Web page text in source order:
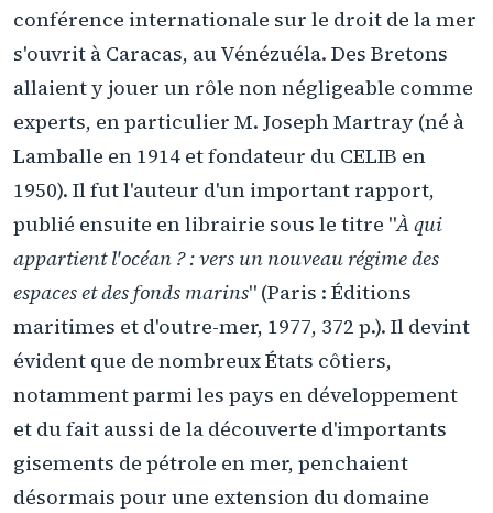
conférence internationale sur le droit de la mer
s'ouvrit à Caracas, au Vénézuéla. Des Bretons
allaient y jouer un rôle non négligeable comme
experts, en particulier M. Joseph Martray (né à
Lamballe en 1914 et fondateur du CELIB en
1950). Il fut l'auteur d'un important rapport,
publié ensuite en librairie sous le titre "À qui
appartient l'océan ? : vers un nouveau régime des
espaces et des fonds marins" (Paris : Éditions
maritimes et d'outre-mer, 1977, 372 p.). Il devint
évident que de nombreux États côtiers,
notamment parmi les pays en développement
et du fait aussi de la découverte d'importants
gisements de pétrole en mer, penchaient
désormais pour une extension du domaine